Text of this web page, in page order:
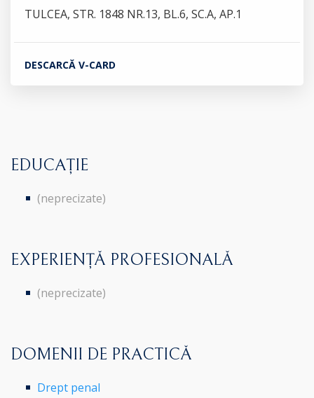
TULCEA, STR. 1848 NR.13, BL.6, SC.A, AP.1
DESCARCĂ V-CARD
EDUCAȚIE
(neprecizate)
EXPERIENȚĂ PROFESIONALĂ
(neprecizate)
DOMENII DE PRACTICĂ
Drept penal